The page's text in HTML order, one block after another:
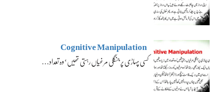
Cognitive Manipulation
کسی پہاڑی پر جنگلی مرغیاں رہتی تھیں‘ وہ تعداد…